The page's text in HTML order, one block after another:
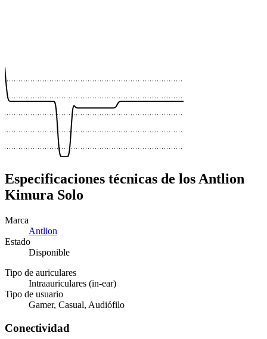
Especificaciones técnicas de los Antlion
Kimura Solo
Marca
Antlion
Estado
Disponible
Tipo de auriculares
Intraauriculares (in-ear)
Tipo de usuario
Gamer, Casual, Audiófilo
Conectividad